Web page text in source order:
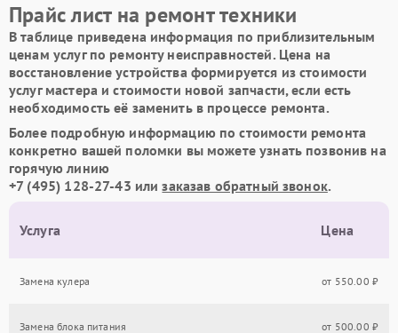
Прайс лист на ремонт техники
В таблице приведена информация по приблизительным
ценам услуг по ремонту неисправностей. Цена на
восстановление устройства формируется из стоимости
услуг мастера и стоимости новой запчасти, если есть
необходимость её заменить в процессе ремонта.
Более подробную информацию по стоимости ремонта
конкретно вашей поломки вы можете узнать позвонив на
горячую линию
+7 (495) 128-27-43 илизаказав обратный звонок.
Услуга Цена
Замена кулера от 550.00 ₽
Замена блока питания от 500.00 ₽